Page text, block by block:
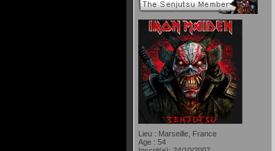
Lieu : Marseille, France
Age : 54